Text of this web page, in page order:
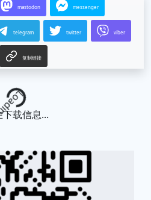
mastodon messenger
telegram twitter viber
复制链接
下载信息...